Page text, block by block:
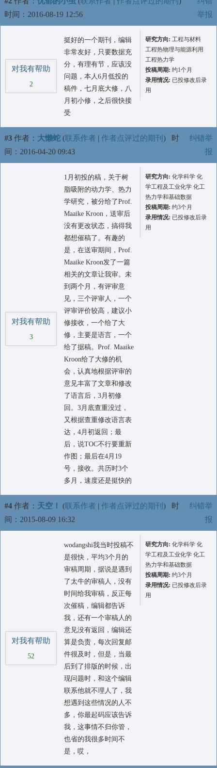
时间：2016-08-19 12:56
举报
对我有帮助
2
挺好的一个期刊，编辑
非常友好，只要数据充
分，有理有节，应该没
问题，本人6月低投的
稿件，七月底大修，八
月初小修，之后很快接
受
研究方向: 工程与材料
工程热物理与能源利用
工程热力学
投稿周期: 约1个月
录用情况: 已投修改后录
用
#3 作者： 大懒蛇 (联系作者 | 作者点评过的期刊 ) 时
间：2016-04-20 09:43
纠错举
报
对我有帮助
3
1月初投的稿，关于树
脂吸附的动力学、热力
学研究，被分给了Prof.
Maaike Kroon，送审后
没有更改状态，搞得我
都想催稿了。有趣的
是，在送审期间，Prof.
Maaike Kroon发了一篇
相关的文章让我审。未
到两个月，有评审意
见，三个评审人，一个
评审评价较高，建议小
修接收，一个给了大
修，主要是语言，一个
给了据稿。Prof. Maaike
Kroon给了大修的机
会，认真地根据评审的
意见丰富了文章和修改
了语言后，3月初修
回。3月底查重没过，
又根据查重修改语言表
达，4月初返回；最
后，说TOC不行要重新
作图；最后在4月19
号，接收。共历时3个
多月，速度还是挺快的
研究方向: 化学科学 化
学工程及工业化学 化工
热力学和基础数据
投稿周期: 约3个月
录用情况: 已投修改后录
用
#4 作者： 天空！ (联系作者 | 作者点评过的期刊 ) 时
间：2015-08-09 16:32
纠错举
报
对我有帮助
52
wodangshi我当时投稿不
是很快，平均3个月的
审稿周期，据说是遇到
了太牛的审稿人，没有
时间给我审稿，反正每
次催稿，编辑都告诉
我，还有一个审稿人的
意见没有返回，编辑还
算是负责，每次回复邮
件很及时，但是，当最
后到了排版的时候，出
现问题时，和这个编辑
联系他就不理人了，我
想遇到这些情况的人不
多，你最起码应该告诉
我，这事情不归你管，
也省的我很多时间不
是，哎，
研究方向: 化学科学 化
学工程及工业化学 化工
热力学和基础数据
投稿周期: 约3个月
录用情况: 已投修改后录
用